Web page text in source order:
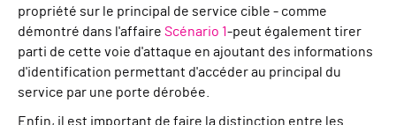
propriété sur le principal de service cible - comme
démontré dans l'affaire Scénario 1-peut également tirer
parti de cette voie d'attaque en ajoutant des informations
d'identification permettant d'accéder au principal du
service par une porte dérobée.
Enfin, il est important de faire la distinction entre les